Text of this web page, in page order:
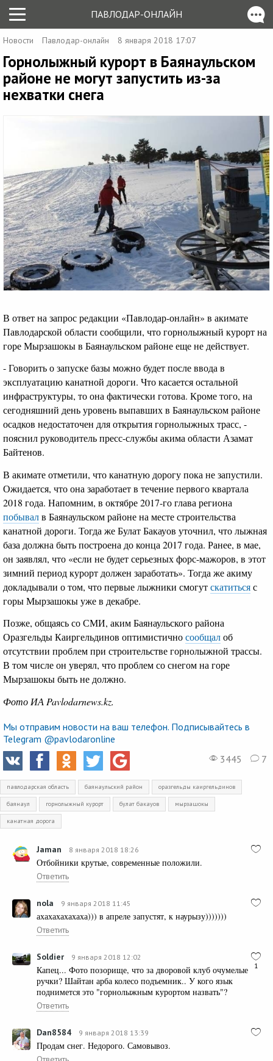
ПАВЛОДАР-ОНЛАЙН
Новости Павлодар-онлайн 8 января 2018 17:07
Горнолыжный курорт в Баянаульском
районе не могут запустить из-за
нехватки снега
В ответ на запрос редакции «Павлодар-онлайн» в акимате
Павлодарской области сообщили, что горнолыжный курорт на
горе Мырзашокы в Баянаульском районе еще не действует.
- Говорить о запуске базы можно будет после ввода в
эксплуатацию канатной дороги. Что касается остальной
инфраструктуры, то она фактически готова. Кроме того, на
сегодняшний день уровень выпавших в Баянаульском районе
осадков недостаточен для открытия горнолыжных трасс, -
пояснил руководитель пресс-службы акима области Азамат
Байтенов.
В акимате отметили, что канатную дорогу пока не запустили.
Ожидается, что она заработает в течение первого квартала
2018 года. Напомним, в октябре 2017-го глава региона
побывалв Баянаульском районе на месте строительства
канатной дороги. Тогда же Булат Бакауов уточнил, что лыжная
база должна быть построена до конца 2017 года. Ранее, в мае,
он заявлял, что «если не будет серьезных форс-мажоров, в этот
зимний период курорт должен заработать». Тогда же акиму
докладывали о том, что первые лыжники смогутскатитьсяс
горы Мырзашокы уже в декабре.
Позже, общаясь со СМИ, аким Баянаульского района
Оразгельды Каиргельдинов оптимистичносообщалоб
отсутствии проблем при строительстве горнолыжной трассы.
В том числе он уверял, что проблем со снегом на горе
Мырзашокы быть не должно.
Фото ИА Pavlodarnews.kz.
Мы отправим новости на ваш телефон. Подписывайтесь в
Telegram @pavlodaronline
3445
7
павлодарская область баянаульский район оразгельды каиргельдинов
баянаул горнолыжный курорт булат бакауов мырзашокы
канатная дорога
Jamаn 8 января 2018 18:26
Отбойники крутые, современные положили.
Ответить
nola 9 января 2018 11:45
ахахахахахаха))) в апреле запустят, к наурызу)))))))
Ответить
1
Soldier 9 января 2018 12:02
Капец... Фото позорище, что за дворовой клуб очумелые
ручки? Шайтан арба колесо подъемник.. У кого язык
поднимется это "горнолыжным курортом назвать"?
Ответить
Dan8584 9 января 2018 13:39
Продам снег. Недорого. Самовывоз.